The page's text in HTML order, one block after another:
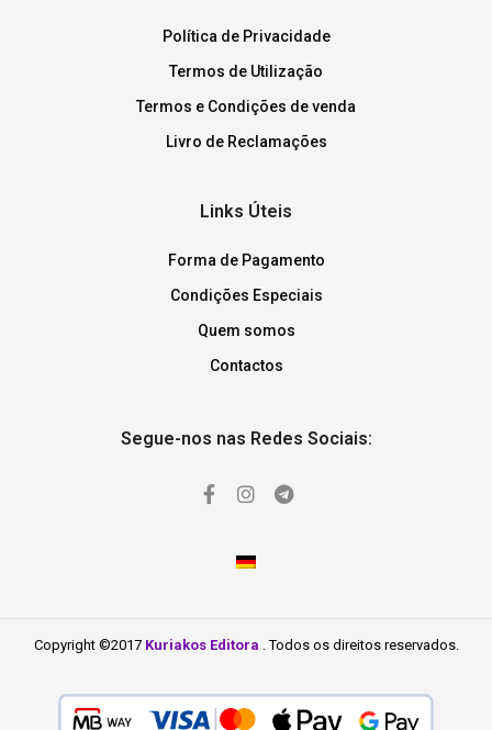
Política de Privacidade
Termos de Utilização
Termos e Condições de venda
Livro de Reclamações
Links Úteis
Forma de Pagamento
Condições Especiais
Quem somos
Contactos
Segue-nos nas Redes Sociais:
Copyright ©2017 Kuriakos Editora . Todos os direitos reservados.